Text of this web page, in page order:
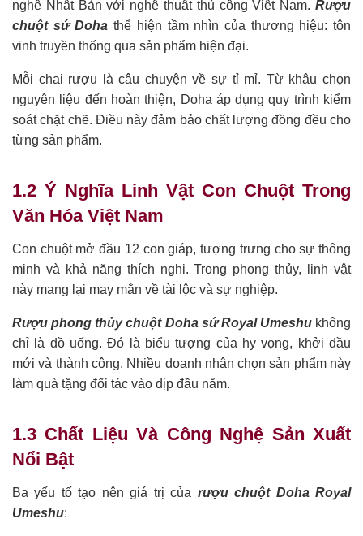
nghệ Nhật Bản với nghệ thuật thủ công Việt Nam. Rượu
chuột sứ Doha thể hiện tầm nhìn của thương hiệu: tôn
vinh truyền thống qua sản phẩm hiện đại.
Mỗi chai rượu là câu chuyện về sự tỉ mỉ. Từ khâu chọn
nguyên liệu đến hoàn thiện, Doha áp dụng quy trình kiểm
soát chặt chẽ. Điều này đảm bảo chất lượng đồng đều cho
từng sản phẩm.
1.2 Ý Nghĩa Linh Vật Con Chuột Trong
Văn Hóa Việt Nam
Con chuột mở đầu 12 con giáp, tượng trưng cho sự thông
minh và khả năng thích nghi. Trong phong thủy, linh vật
này mang lại may mắn về tài lộc và sự nghiệp.
Rượu phong thủy chuột Doha sứ Royal Umeshukhông
chỉ là đồ uống. Đó là biểu tượng của hy vọng, khởi đầu
mới và thành công. Nhiều doanh nhân chọn sản phẩm này
làm quà tặng đối tác vào dịp đầu năm.
1.3 Chất Liệu Và Công Nghệ Sản Xuất
Nổi Bật
Ba yếu tố tạo nên giá trị của rượu chuột Doha Royal
Umeshu: